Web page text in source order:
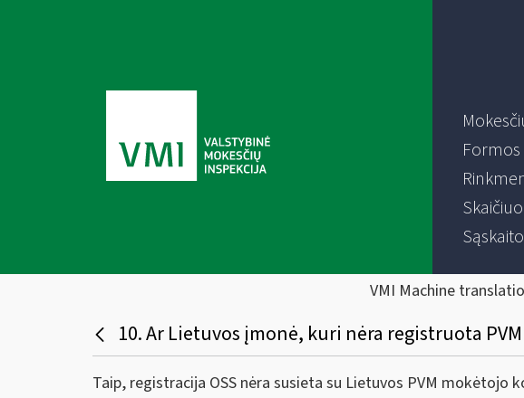
Formos
VMI Machine
10. Ar Lietuvos įmonė, kuri nėra registruota
Taip, registracija OSS nėra susieta su Lietuvos PVM mokėtojo